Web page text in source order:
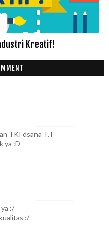
Kreatif!
TKI dsana T.T
ya :D
:/
:/